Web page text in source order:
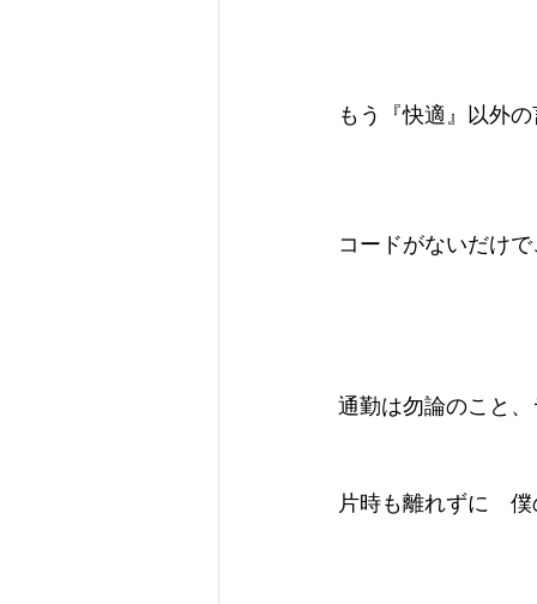
もう『快適』以外
コードがないだけ
通勤は勿論のこと
片時も離れずに　